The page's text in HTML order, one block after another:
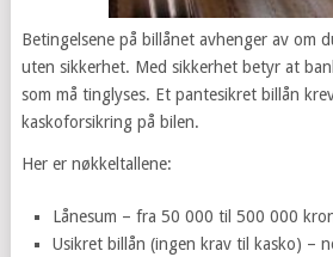
Betingelsene på billånet avhenger av om
uten sikkerhet. Med sikkerhet betyr at
som må tinglyses. Et pantesikret billån
kaskoforsikring på bilen.
Her er nøkkeltallene:
Lånesum – fra 50 000 til 500 000
Usikret billån (ingen krav til kasko) –